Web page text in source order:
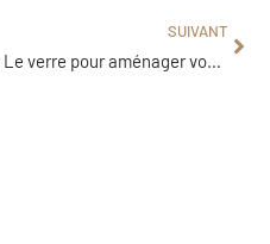
SUIVANT
Le verre pour aménager vos environnements professionnels